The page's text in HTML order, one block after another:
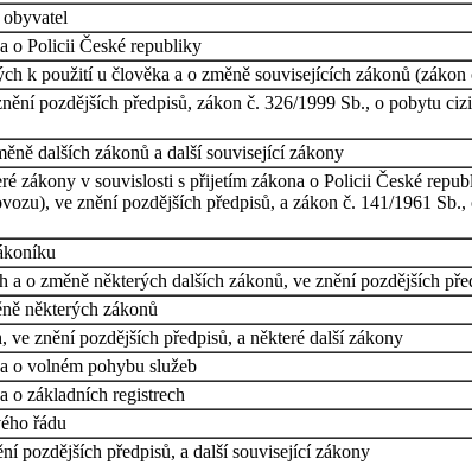
o Policii České republiky
k použití u člověka a o změně souvisejících zákonů
pozdějších předpisů, zákon č. 326/1999 Sb., o pobytu
dalších zákonů a další související zákony
zákony v souvislosti s přijetím zákona o Policii České
ve znění pozdějších předpisů, a zákon č. 141/1961
o změně některých dalších zákonů, ve znění pozdějších
některých zákonů
znění pozdějších předpisů, a některé další zákony
o volném pohybu služeb
o základních registrech
řádu
pozdějších předpisů, a další související zákony